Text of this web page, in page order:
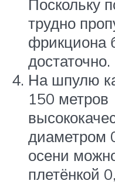
Поскольку
трудно
фрикциона
достаточно.
На шпулю
150 метров
диаметром
осени
плетёнкой